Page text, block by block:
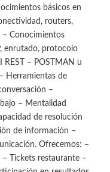
básicos en
routers,
– Conocimientos
enrutado, protocolo
REST – POSTMAN u
Herramientas de
–
– Mentalidad
de resolución
de información –
Ofrecemos: –
Tickets restaurante –